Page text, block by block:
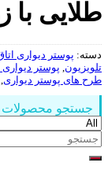
طلایی با
دسته: پوستر دیواری
تلویزیون, پوستر
طرح های پوستر دیواری,
جستجو محصولات
جستجو